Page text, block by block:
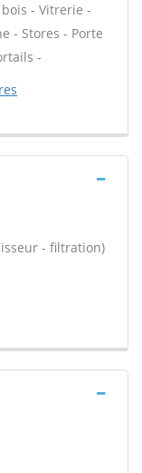
- Vitrerie -
- Stores - Porte
-
- filtration)